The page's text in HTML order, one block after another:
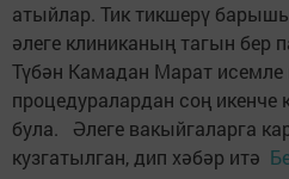
атыйлар. Тик тикшерү
әлеге клиниканың тагын бер
Түбән Камадан Марат исемле
процедуралардан соң икенче
була. Әлеге вакыйгаларга
кузгатылган, дип хәбәр итә